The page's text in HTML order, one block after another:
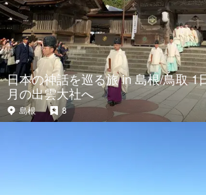
日本の神話を巡る旅 in 島根/鳥取 1
月の出雲大社へ
島根 8